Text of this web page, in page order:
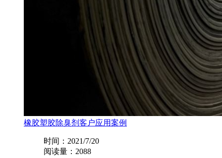
橡胶塑胶除臭剂客户应用案例
时间：2021/7/20
阅读量：2088